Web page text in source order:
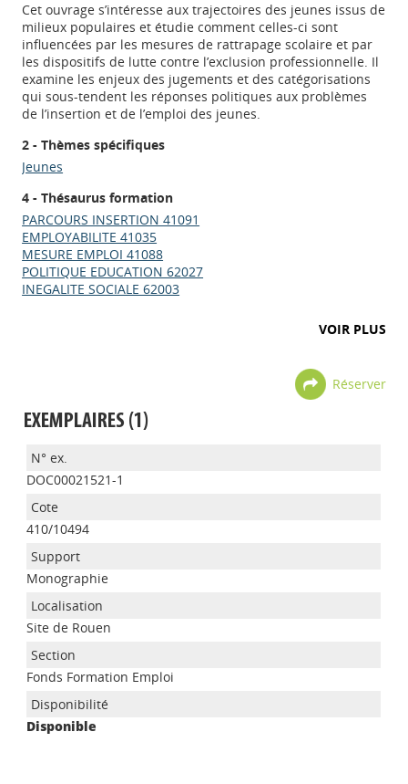
Cet ouvrage s’intéresse aux trajectoires des jeunes issus de
milieux populaires et étudie comment celles-ci sont
influencées par les mesures de rattrapage scolaire et par
les dispositifs de lutte contre l’exclusion professionnelle. Il
examine les enjeux des jugements et des catégorisations
qui sous-tendent les réponses politiques aux problèmes
de l’insertion et de l’emploi des jeunes.
2 - Thèmes spécifiques
Jeunes
4 - Thésaurus formation
PARCOURS INSERTION 41091
EMPLOYABILITE 41035
MESURE EMPLOI 41088
POLITIQUE EDUCATION 62027
INEGALITE SOCIALE 62003
VOIR PLUS
Réserver
EXEMPLAIRES (1)
DOC00021521-1
410/10494
Monographie
Site de Rouen
Fonds Formation Emploi
Disponible
Appels à projets